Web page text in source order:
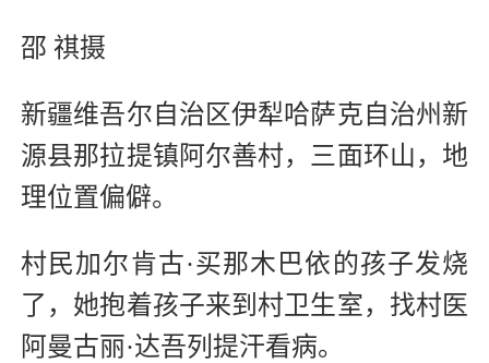
邵 祺摄
新疆维吾尔自治区伊犁哈萨克自治州新
源县那拉提镇阿尔善村，三面环山，地
理位置偏僻。
村民加尔肯古·买那木巴依的孩子发烧
了，她抱着孩子来到村卫生室，找村医
阿曼古丽·达吾列提汗看病。